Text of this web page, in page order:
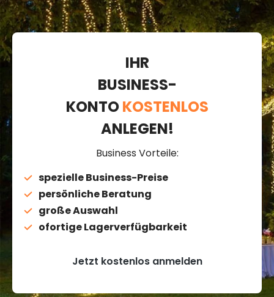
IHR
BUSINESS-
KONTOKOSTENLOS
ANLEGEN!
Business Vorteile:
spezielle Business-Preise
persönliche Beratung
große Auswahl
ofortige Lagerverfügbarkeit
Jetzt kostenlos anmelden